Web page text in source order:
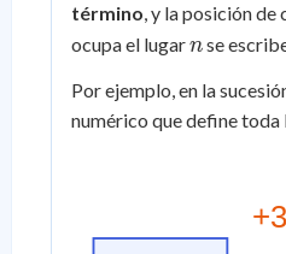
término, y la posición
ocupa el lugarn
nse
Por ejemplo, en la
numérico que define toda
+3